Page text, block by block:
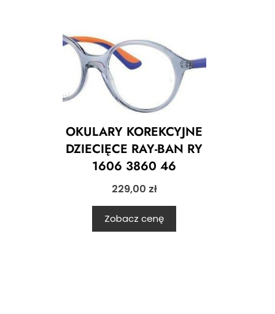
OKULARY KOREKCYJNE
DZIECIĘCE RAY-BAN RY
1606 3860 46
229,00 zł
Zobacz cenę